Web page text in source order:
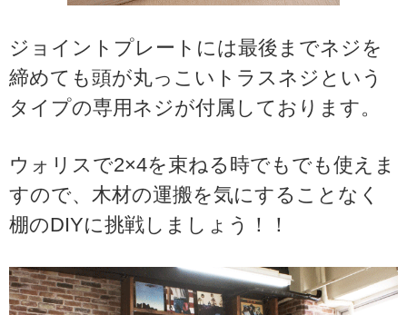
ジョイントプレートには最後までネジを
締めても頭が丸っこいトラスネジという
タイプの専用ネジが付属しております。
ウォリスで2×4を束ねる時でもでも使えま
すので、木材の運搬を気にすることなく
棚のDIYに挑戦しましょう！！